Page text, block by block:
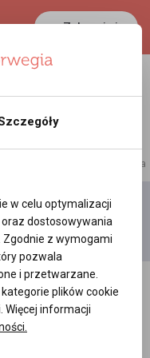
Zaloguj się
0.3881 PLN
reklama
Wszystkie
w celu optymalizacji
dostosowywania
z wymogami
pozwala
i przetwarzane.
plików cookie
Więcej informacji